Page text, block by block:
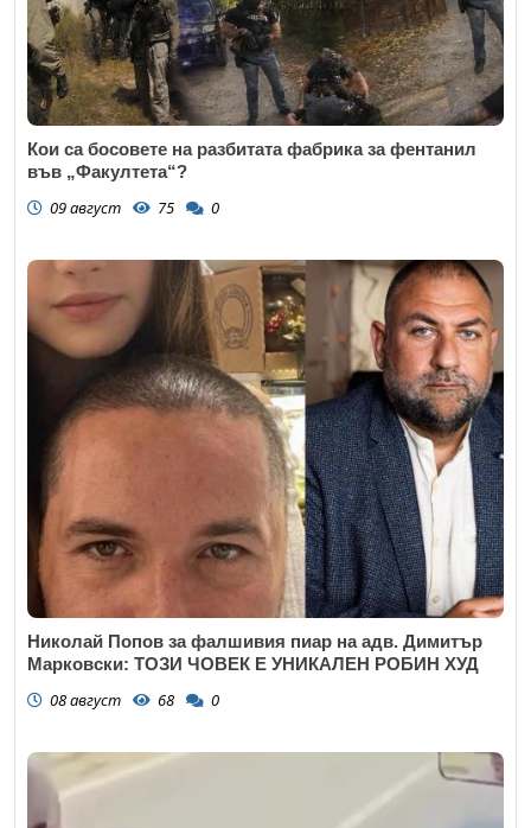
Кои са босовете на разбитата фабрика за фентанил
във „Факултета“?
09 август 75 0
Николай Попов за фалшивия пиар на адв. Димитър
Марковски: ТОЗИ ЧОВЕК Е УНИКАЛЕН РОБИН ХУД
08 август 68 0